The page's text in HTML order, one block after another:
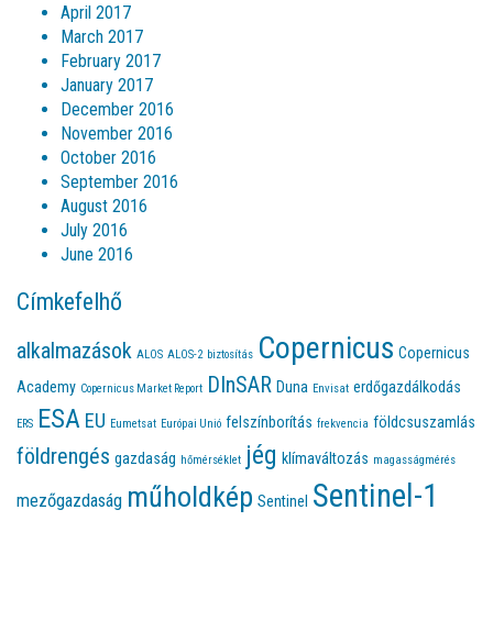
April 2017
March 2017
February 2017
January 2017
December 2016
November 2016
October 2016
September 2016
August 2016
July 2016
June 2016
Címkefelhő
alkalmazások ALOS ALOS-2 biztosítás Copernicus Copernicus
Academy Copernicus Market Report DInSAR Duna Envisat erdőgazdálkodás
ERS ESA EU Eumetsat Európai Unió felszínborítás frekvencia földcsuszamlás
földrengés gazdaság hőmérséklet jég klímaváltozás magasságmérés
mezőgazdaság műholdkép Sentinel Sentinel-1